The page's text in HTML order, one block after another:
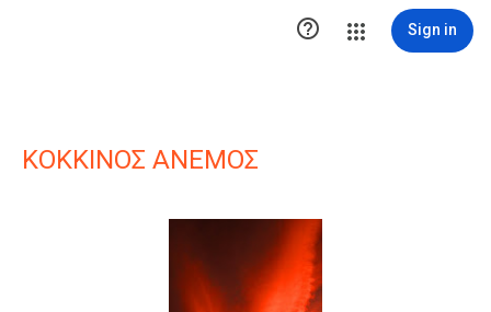
 Sign in
ΚΟΚΚΙΝΟΣ ΑΝΕΜΟΣ